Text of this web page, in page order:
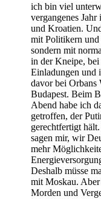
ich bin viel
vergangenes
und Kroatien.
mit Politikern und
sondern mit
in der Kneipe, bei
Einladungen und
davor bei Orbans
Budapest. Beim
Abend habe ich
getroffen, der
gerechtfertigt
sagen mir, wir
mehr
Deshalb müsse
mit Moskau.
Morden und